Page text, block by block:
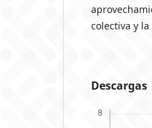
colectiva y
Descargas